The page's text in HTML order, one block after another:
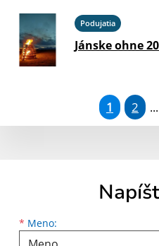
Podujatia
Jánske ohne
1 2 ...
* Meno:
Meno
Priezvisko
E-mailová adresa